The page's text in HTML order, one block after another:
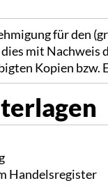
für den
mit
Kopien
Handelsregister